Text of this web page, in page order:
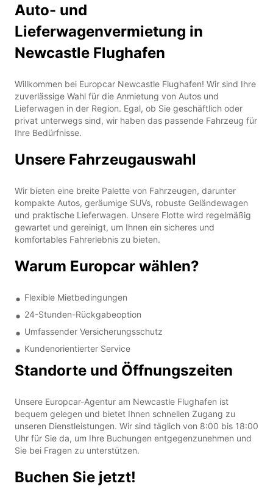
Auto- und
Lieferwagenvermietung in
Newcastle Flughafen
Willkommen bei Europcar Newcastle Flughafen! Wir sind Ihre
zuverlässige Wahl für die Anmietung von Autos und
Lieferwagen in der Region. Egal, ob Sie geschäftlich oder
privat unterwegs sind, wir haben das passende Fahrzeug für
Ihre Bedürfnisse.
Unsere Fahrzeugauswahl
Wir bieten eine breite Palette von Fahrzeugen, darunter
kompakte Autos, geräumige SUVs, robuste Geländewagen
und praktische Lieferwagen. Unsere Flotte wird regelmäßig
gewartet und gereinigt, um Ihnen ein sicheres und
komfortables Fahrerlebnis zu bieten.
Warum Europcar wählen?
Flexible Mietbedingungen
24-Stunden-Rückgabeoption
Umfassender Versicherungsschutz
Kundenorientierter Service
Standorte und Öffnungszeiten
Unsere Europcar-Agentur am Newcastle Flughafen ist
bequem gelegen und bietet Ihnen schnellen Zugang zu
unseren Dienstleistungen. Wir sind täglich von 8:00 bis 18:00
Uhr für Sie da, um Ihre Buchungen entgegenzunehmen und
Sie bei Fragen zu unterstützen.
Buchen Sie jetzt!